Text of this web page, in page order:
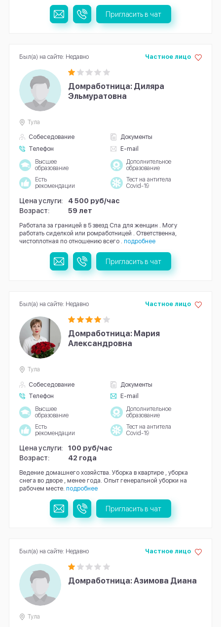
Пригласить в чат
Домработница: Диляра
Эльмуратовна
Собеседование
Документы
Телефон
E-mail
Частное лицо
Тула
Высшее
образование
Дополнительное
образование
Есть
рекомендации
Тест на антитела
Covid-19
Цена услуги:
4 500 руб/час
Возраст:
59 лет
Работала за границей в 5 звезд Спа для женщин . Могу
работать сиделкой или ромработницей . Ответственна,
чистоплотная по отношению всего . подробнее
Был(а) на сайте: Недавно
Пригласить в чат
Домработница: Мария
Александровна
Собеседование
Документы
Телефон
E-mail
Частное лицо
Тула
Высшее
образование
Дополнительное
образование
Есть
рекомендации
Тест на антитела
Covid-19
Цена услуги:
100 руб/час
Возраст:
42 года
Ведение домашнего хозяйства. Уборка в квартире , уборка
снега во дворе , менее года. Опыт генеральной уборки на
рабочем месте. подробнее
Был(а) на сайте: Недавно
Пригласить в чат
Домработница: Азимова Диана
Частное лицо
Тула
Был(а) на сайте: Недавно